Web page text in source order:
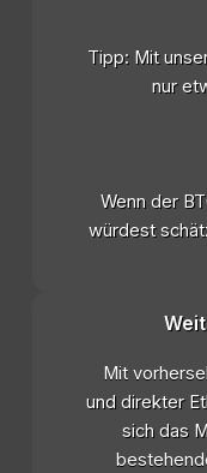
Tipp: Mit
nur
Wenn der
würdest
Mit
und direkter
sich das